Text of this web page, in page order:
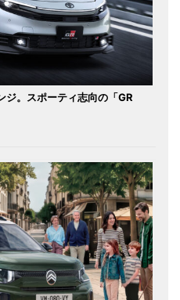
ジ。スポーティ志向の「GR